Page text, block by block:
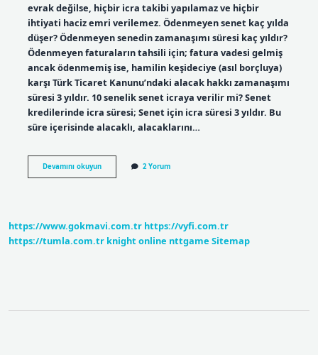
evrak değilse, hiçbir icra takibi yapılamaz ve hiçbir
ihtiyati haciz emri verilemez. Ödenmeyen senet kaç yılda
düşer? Ödenmeyen senedin zamanaşımı süresi kaç yıldır?
Ödenmeyen faturaların tahsili için; fatura vadesi gelmiş
ancak ödenmemiş ise, hamilin keşideciye (asıl borçluya)
karşı Türk Ticaret Kanunu’ndaki alacak hakkı zamanaşımı
süresi 3 yıldır. 10 senelik senet icraya verilir mi? Senet
kredilerinde icra süresi; Senet için icra süresi 3 yıldır. Bu
süre içerisinde alacaklı, alacaklarını…
Devamını okuyunSenet
Kaç
2 Yorum
https://www.gokmavi.com.tr https://vyfi.com.tr
https://tumla.com.tr knight online nttgame Sitemap